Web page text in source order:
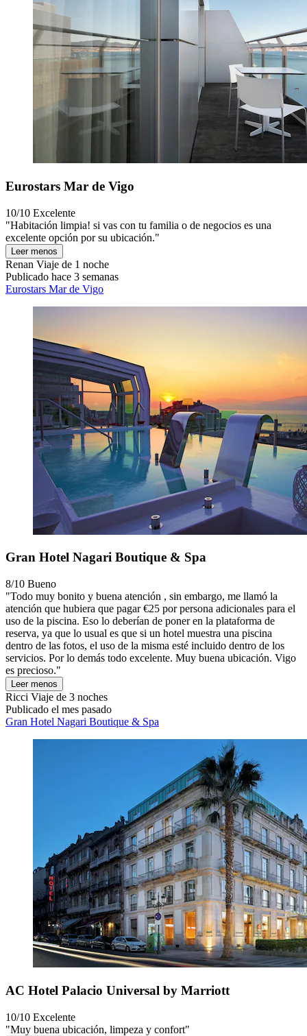
Eurostars Mar de Vigo
10/10 Excelente
"Habitación limpia! si vas con tu familia o de negocios es una
excelente opción por su ubicación."
Leer menos
Renan Viaje de 1 noche
Publicado hace 3 semanas
Eurostars Mar de Vigo
Gran Hotel Nagari Boutique & Spa
8/10 Bueno
"Todo muy bonito y buena atención , sin embargo, me llamó la
atención que hubiera que pagar €25 por persona adicionales para el
uso de la piscina. Eso lo deberían de poner en la plataforma de
reserva, ya que lo usual es que si un hotel muestra una piscina
dentro de las fotos, el uso de la misma esté incluido dentro de los
servicios. Por lo demás todo excelente. Muy buena ubicación. Vigo
es precioso."
Leer menos
Ricci Viaje de 3 noches
Publicado el mes pasado
Gran Hotel Nagari Boutique & Spa
AC Hotel Palacio Universal by Marriott
10/10 Excelente
"Muy buena ubicación, limpeza y confort"